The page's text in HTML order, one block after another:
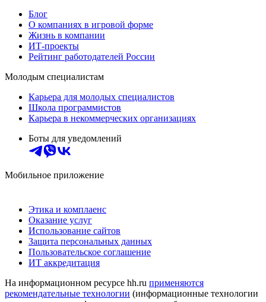
Блог
О компаниях в игровой форме
Жизнь в компании
ИТ-проекты
Рейтинг работодателей России
Молодым специалистам
Карьера для молодых специалистов
Школа программистов
Карьера в некоммерческих организациях
Боты для уведомлений
Мобильное приложение
Этика и комплаенс
Оказание услуг
Использование сайтов
Защита персональных данных
Пользовательское соглашение
ИТ аккредитация
На информационном ресурсе hh.ru применяются
рекомендательные технологии (информационные технологии